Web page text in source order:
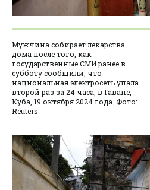
Мужчина собирает лекарства
дома после того, как
государственные СМИ ранее в
субботу сообщили, что
национальная электросеть упала
второй раз за 24 часа, в Гаване,
Куба, 19 октября 2024 года. Фото:
Reuters